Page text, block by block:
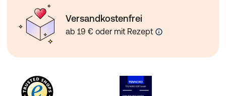
Versandkostenfrei
ab 19 € oder mit Rezept